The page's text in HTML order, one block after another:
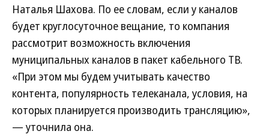
Наталья Шахова. По ее словам, если у каналов
будет круглосуточное вещание, то компания
рассмотрит возможность включения
муниципальных каналов в пакет кабельного ТВ.
«При этом мы будем учитывать качество
контента, популярность телеканала, условия, на
которых планируется производить трансляцию»,
— уточнила она.